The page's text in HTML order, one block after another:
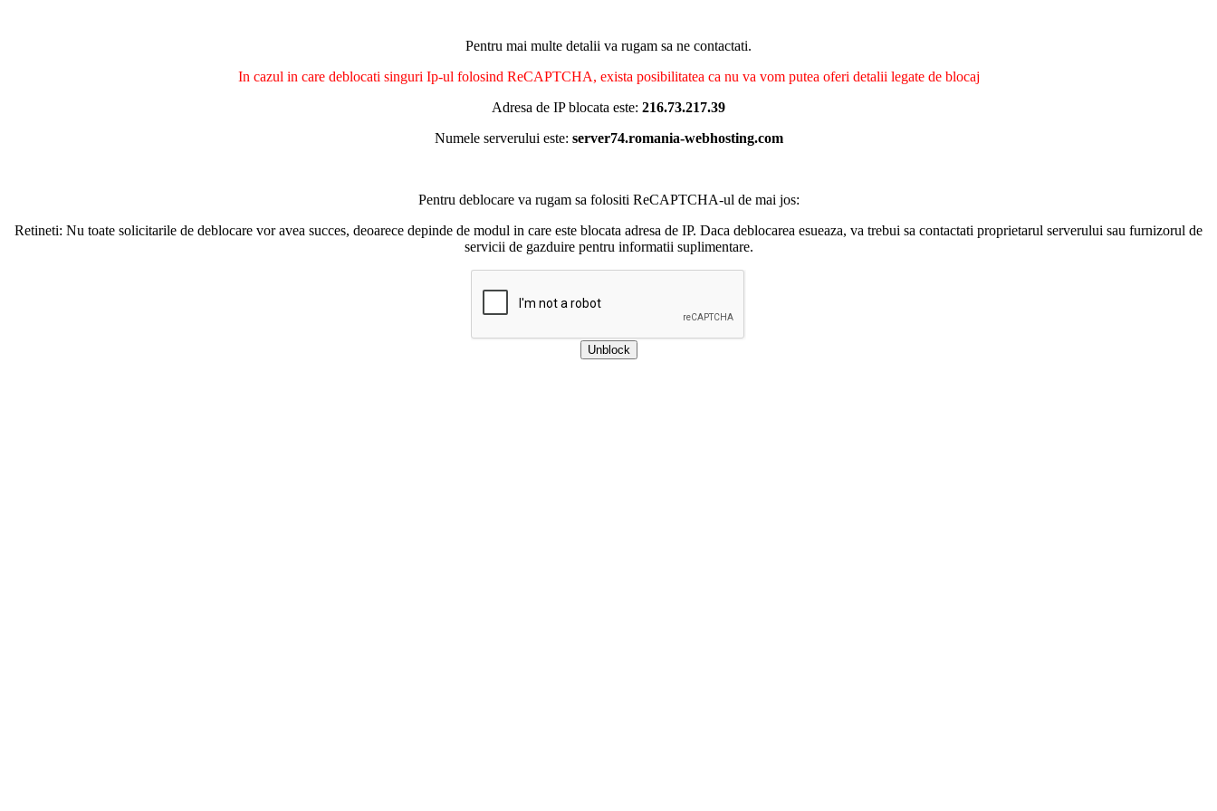
Pentru mai multe detalii va rugam sa ne contactati.
In cazul in care deblocati singuri Ip-ul folosind ReCAPTCHA, exista posibilitatea ca nu va vom putea oferi detalii legate de blocaj
Adresa de IP blocata este: 216.73.217.39
Numele serverului este: server74.romania-webhosting.com
Pentru deblocare va rugam sa folositi ReCAPTCHA-ul de mai jos:
Retineti: Nu toate solicitarile de deblocare vor avea succes, deoarece depinde de modul in care este blocata adresa de IP. Daca deblocarea esueaza, va trebui sa contactati proprietarul serverului sau furnizorul de
servicii de gazduire pentru informatii suplimentare.